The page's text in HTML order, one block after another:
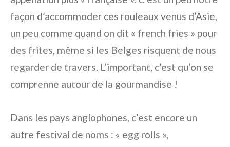
façon d’accommoder ces rouleaux venus d’Asie,
un peu comme quand on dit « french fries » pour
des frites, même si les Belges risquent de nous
regarder de travers. L’important, c’est qu’on se
comprenne autour de la gourmandise !
Dans les pays anglophones, c’est encore un
autre festival de noms : « egg rolls »,